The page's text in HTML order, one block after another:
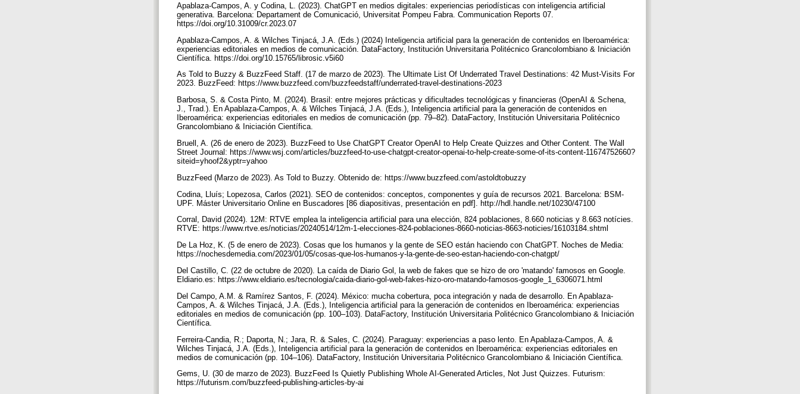
Apablaza-Campos, A. y Codina, L. (2023). ChatGPT en medios digitales: experiencias periodísticas con inteligencia artificial
generativa. Barcelona: Departament de Comunicació, Universitat Pompeu Fabra. Communication Reports 07.
https://doi.org/10.31009/cr.2023.07
Apablaza-Campos, A. & Wilches Tinjacá, J.A. (Eds.) (2024) Inteligencia artificial para la generación de contenidos en Iberoamérica:
experiencias editoriales en medios de comunicación. DataFactory, Institución Universitaria Politécnico Grancolombiano & Iniciación
Científica. https://doi.org/10.15765/librosic.v5i60
As Told to Buzzy & BuzzFeed Staff. (17 de marzo de 2023). The Ultimate List Of Underrated Travel Destinations: 42 Must-Visits For
2023. BuzzFeed: https://www.buzzfeed.com/buzzfeedstaff/underrated-travel-destinations-2023
Barbosa, S. & Costa Pinto, M. (2024). Brasil: entre mejores prácticas y dificultades tecnológicas y financieras (OpenAI & Schena,
J., Trad.). En Apablaza-Campos, A. & Wilches Tinjacá, J.A. (Eds.), Inteligencia artificial para la generación de contenidos en
Iberoamérica: experiencias editoriales en medios de comunicación (pp. 79–82). DataFactory, Institución Universitaria Politécnico
Grancolombiano & Iniciación Científica.
Bruell, A. (26 de enero de 2023). BuzzFeed to Use ChatGPT Creator OpenAI to Help Create Quizzes and Other Content. The Wall
Street Journal: https://www.wsj.com/articles/buzzfeed-to-use-chatgpt-creator-openai-to-help-create-some-of-its-content-11674752660?
siteid=yhoof2&yptr=yahoo
BuzzFeed (Marzo de 2023). As Told to Buzzy. Obtenido de: https://www.buzzfeed.com/astoldtobuzzy
Codina, Lluís; Lopezosa, Carlos (2021). SEO de contenidos: conceptos, componentes y guía de recursos 2021. Barcelona: BSM-
UPF. Máster Universitario Online en Buscadores [86 diapositivas, presentación en pdf]. http://hdl.handle.net/10230/47100
Corral, David (2024). 12M: RTVE emplea la inteligencia artificial para una elección, 824 poblaciones, 8.660 noticias y 8.663 notícies.
RTVE: https://www.rtve.es/noticias/20240514/12m-1-elecciones-824-poblaciones-8660-noticias-8663-noticies/16103184.shtml
De La Hoz, K. (5 de enero de 2023). Cosas que los humanos y la gente de SEO están haciendo con ChatGPT. Noches de Media:
https://nochesdemedia.com/2023/01/05/cosas-que-los-humanos-y-la-gente-de-seo-estan-haciendo-con-chatgpt/
Del Castillo, C. (22 de octubre de 2020). La caída de Diario Gol, la web de fakes que se hizo de oro 'matando' famosos en Google.
Eldiario.es: https://www.eldiario.es/tecnologia/caida-diario-gol-web-fakes-hizo-oro-matando-famosos-google_1_6306071.html
Del Campo, A.M. & Ramírez Santos, F. (2024). México: mucha cobertura, poca integración y nada de desarrollo. En Apablaza-
Campos, A. & Wilches Tinjacá, J.A. (Eds.), Inteligencia artificial para la generación de contenidos en Iberoamérica: experiencias
editoriales en medios de comunicación (pp. 100–103). DataFactory, Institución Universitaria Politécnico Grancolombiano & Iniciación
Científica.
Ferreira-Candia, R.; Daporta, N.; Jara, R. & Sales, C. (2024). Paraguay: experiencias a paso lento. En Apablaza-Campos, A. &
Wilches Tinjacá, J.A. (Eds.), Inteligencia artificial para la generación de contenidos en Iberoamérica: experiencias editoriales en
medios de comunicación (pp. 104–106). DataFactory, Institución Universitaria Politécnico Grancolombiano & Iniciación Científica.
Gems, U. (30 de marzo de 2023). BuzzFeed Is Quietly Publishing Whole AI-Generated Articles, Not Just Quizzes. Futurism:
https://futurism.com/buzzfeed-publishing-articles-by-ai